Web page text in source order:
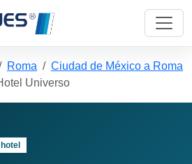
Roma
Ciudad de México a Roma
Universo